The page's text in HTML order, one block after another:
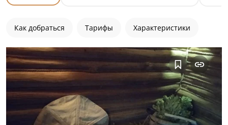
Как добраться Тарифы Характеристики